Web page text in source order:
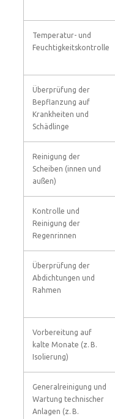
Temperatur- und
Feuchtigkeitskontrolle
Überprüfung der
Bepflanzung auf
Krankheiten und
Schädlinge
Reinigung der
Scheiben (innen und
außen)
Kontrolle und
Reinigung der
Regenrinnen
Überprüfung der
Abdichtungen und
Rahmen
Vorbereitung auf
kalte Monate (z. B.
Isolierung)
Generalreinigung und
Wartung technischer
Anlagen (z. B.